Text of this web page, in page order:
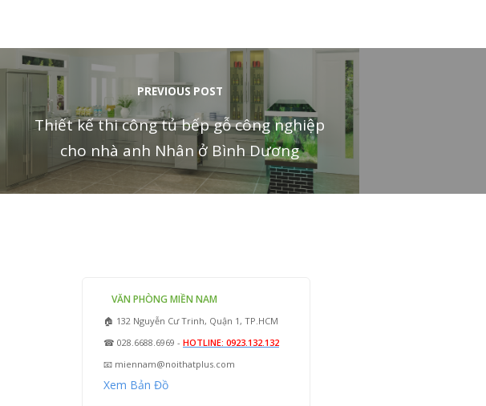
PREVIOUS POST
Thiết kế thi công tủ bếp gỗ công nghiệp
cho nhà anh Nhân ở Bình Dương
VĂN PHÒNG MIỀN NAM
🏠 132 Nguyễn Cư Trinh, Quận 1, TP.HCM
☎ 028.6688.6969 - HOTLINE: 0923.132.132
📧 miennam@noithatplus.com
Xem Bản Đồ